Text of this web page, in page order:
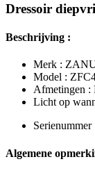
Dressoir
Beschrijving :
Merk :
Model :
Afmetingen
Licht op
Algemene